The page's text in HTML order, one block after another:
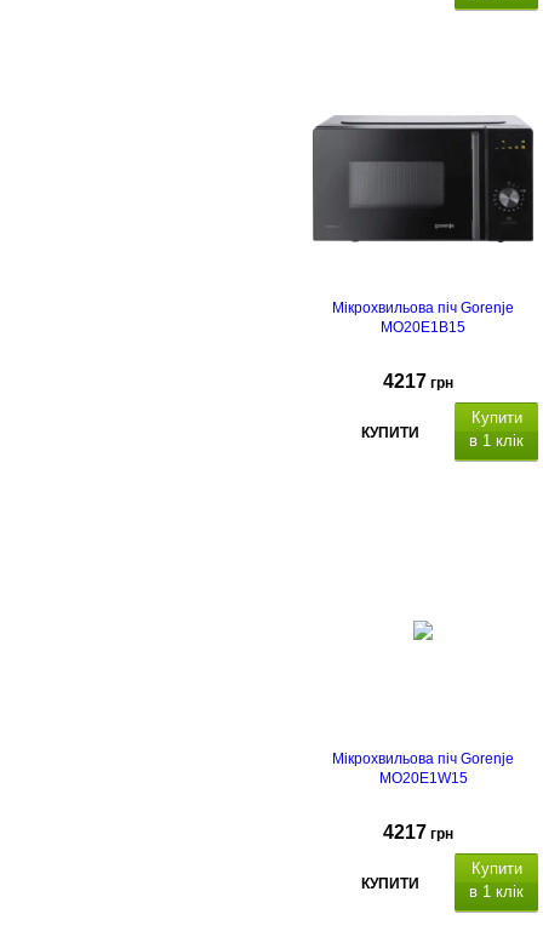
Мікрохвильова піч Gorenje
MO20E1B15
4217 грн
КУПИТИ
Купити
в 1 клік
Мікрохвильова піч Gorenje
MO20E1W15
4217 грн
КУПИТИ
Купити
в 1 клік